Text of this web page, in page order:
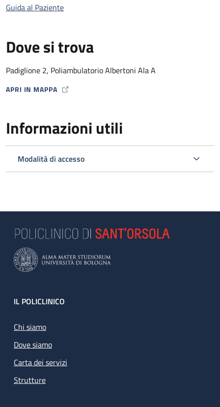
Guida al Paziente
Dove si trova
Padiglione 2, Poliambulatorio Albertoni Ala A
APRI IN MAPPA
MAP ICON
Informazioni utili
Modalità di accesso
Footer
IL POLICLINICO
Chi siamo
Dove siamo
Carta dei servizi
Strutture